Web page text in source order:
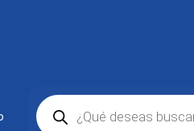
Búsqueda
de
productos